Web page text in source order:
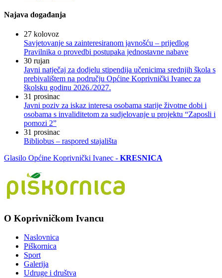
Najava događanja
27 kolovoz
Savjetovanje sa zainteresiranom javnošću – prijedlog
Pravilnika o provedbi postupaka jednostavne nabave
30 rujan
Javni natječaj za dodjelu stipendija učenicima srednjih škola s
prebivalištem na području Općine Koprivnički Ivanec za
školsku godinu 2026./2027.
31 prosinac
Javni poziv za iskaz interesa osobama starije životne dobi i
osobama s invaliditetom za sudjelovanje u projektu “Zaposli i
pomozi 2”
31 prosinac
Bibliobus – raspored stajališta
Glasilo Općine Koprivnički Ivanec - KRESNICA
O Koprivničkom Ivancu
Naslovnica
Piškornica
Sport
Galerija
Udruge i društva